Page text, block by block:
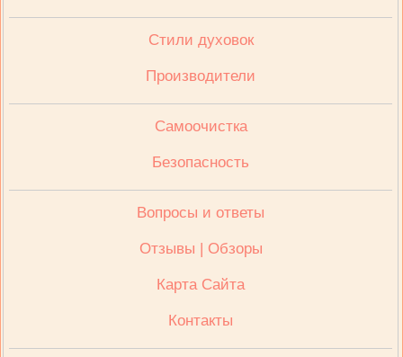
Стили духовок
Производители
Cамоочистка
Безопасность
Вопросы и ответы
Отзывы | Обзоры
Карта Сайта
Контакты